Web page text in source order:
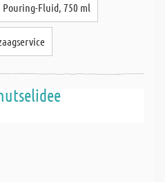
Pouring-Fluid, 750 ml